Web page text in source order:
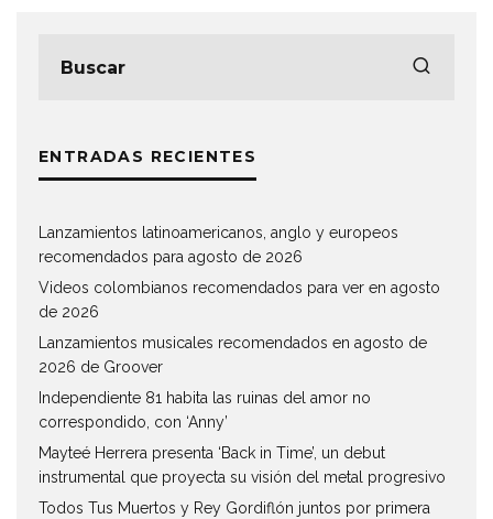
ENTRADAS RECIENTES
Lanzamientos latinoamericanos, anglo y europeos
recomendados para agosto de 2026
Videos colombianos recomendados para ver en agosto
de 2026
Lanzamientos musicales recomendados en agosto de
2026 de Groover
Independiente 81 habita las ruinas del amor no
correspondido, con ‘Anny’
Mayteé Herrera presenta ‘Back in Time’, un debut
instrumental que proyecta su visión del metal progresivo
Todos Tus Muertos y Rey Gordiflón juntos por primera